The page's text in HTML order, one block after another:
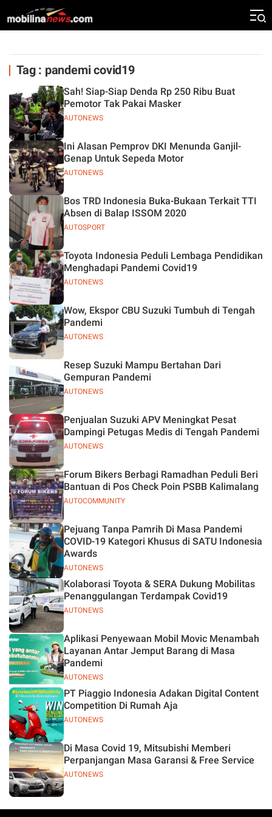
Tag : pandemi covid19
AUTONEWS
Sah! Siap-Siap Denda Rp 250 Ribu Buat
Pemotor Tak Pakai Masker
AUTONEWS
Ini Alasan Pemprov DKI Menunda Ganjil-
Genap Untuk Sepeda Motor
AUTOSPORT
Bos TRD Indonesia Buka-Bukaan Terkait TTI
Absen di Balap ISSOM 2020
AUTONEWS
Toyota Indonesia Peduli Lembaga Pendidikan
Menghadapi Pandemi Covid19
AUTONEWS
Wow, Ekspor CBU Suzuki Tumbuh di Tengah
Pandemi
AUTONEWS
Resep Suzuki Mampu Bertahan Dari
Gempuran Pandemi
AUTONEWS
Penjualan Suzuki APV Meningkat Pesat
Dampingi Petugas Medis di Tengah Pandemi
AUTOCOMMUNITY
Forum Bikers Berbagi Ramadhan Peduli Beri
Bantuan di Pos Check Poin PSBB Kalimalang
AUTONEWS
Pejuang Tanpa Pamrih Di Masa Pandemi
COVID-19 Kategori Khusus di SATU Indonesia
Awards
AUTONEWS
Kolaborasi Toyota & SERA Dukung Mobilitas
Penanggulangan Terdampak Covid19
AUTONEWS
Aplikasi Penyewaan Mobil Movic Menambah
Layanan Antar Jemput Barang di Masa
Pandemi
AUTONEWS
PT Piaggio Indonesia Adakan Digital Content
Competition Di Rumah Aja
AUTONEWS
Di Masa Covid 19, Mitsubishi Memberi
Perpanjangan Masa Garansi & Free Service